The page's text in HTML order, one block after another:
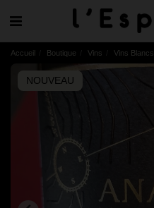
Accueil Boutique Vins Vins Blancs
NOUVEAU